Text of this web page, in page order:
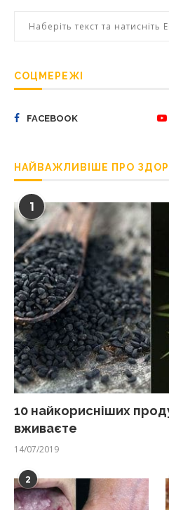
СОЦМЕРЕЖІ
FACEBOOK
НАЙВАЖЛИВІШЕ ПРО
1
10 найкорисніших
вживаєте
14/07/2019
2